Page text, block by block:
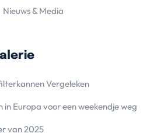
Nieuws & Media
Vergeleken
in Europa voor een weekendje weg
van 2025